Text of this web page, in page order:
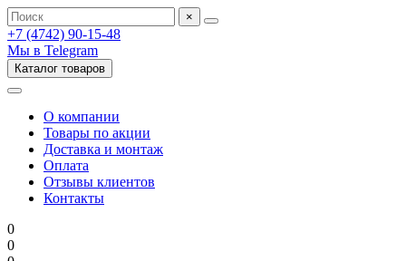
×
+7 (4742) 90-15-48
Мы в Telegram
Каталог товаров
О компании
Товары по акции
Доставка и монтаж
Оплата
Отзывы клиентов
Контакты
0
0